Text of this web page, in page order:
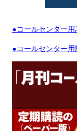
●コールセンター用
●コールセンター用